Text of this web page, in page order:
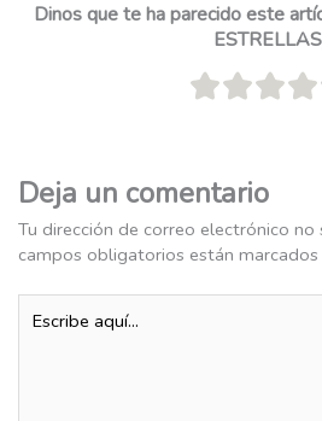
Dinos que te ha parecido este
Deja un comentario
Tu dirección de correo electrónico no
campos obligatorios están marcados
aquí...